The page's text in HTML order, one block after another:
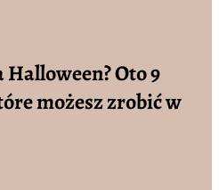
Oto 9
możesz zrobić w